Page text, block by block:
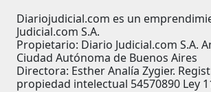
Diariojudicial.com es un
Judicial.com S.A.
Propietario: Diario Judicial.com S.A.
Ciudad Autónoma de Buenos Aires
Directora: Esther Analía Zygier.
propiedad intelectual 54570890 Ley